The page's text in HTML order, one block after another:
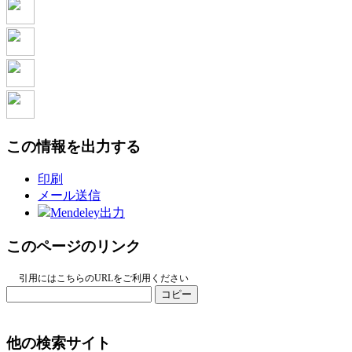
この情報を出力する
印刷
メール送信
Mendeley出力
このページのリンク
引用にはこちらのURLをご利用ください
コピー
他の検索サイト